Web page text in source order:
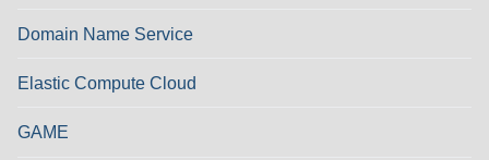
Domain Name Service
Elastic Compute Cloud
GAME